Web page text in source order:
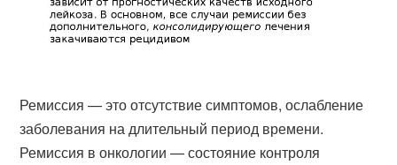
Ремиссия — это отсутствие симптомов, ослабление
заболевания на длительный период времени.
Ремиссия в онкологии — состояние контроля